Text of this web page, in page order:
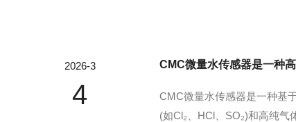
2026-3
4
CMC微量水传感器是一种
CMC微量水传感器是一种基
(如Cl₂、HCl、SO₂)和高纯